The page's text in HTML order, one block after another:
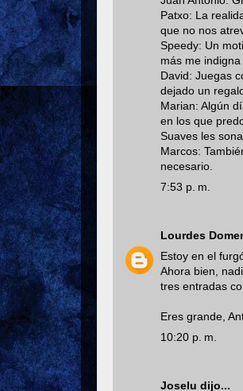
Patxo: La
que no nos
Speedy: Un
más me
David: Juegas
dejado un
Marian: Algún
en los que
Suaves les
Marcos:
necesario.
7:53 p. m.
Lourdes
Estoy en el
Ahora bien,
tres entradas
Eres grande,
10:20 p. m.
Joselu dijo...